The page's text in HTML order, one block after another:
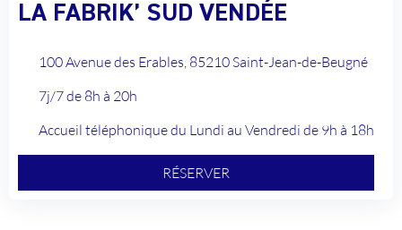
LA FABRIK’ SUD VENDÉE
100 Avenue des Erables, 85210 Saint-Jean-de-Beugné
7j/7 de 8h à 20h
Accueil téléphonique du Lundi au Vendredi de 9h à 18h
RÉSERVER